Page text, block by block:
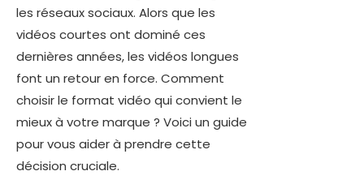
les réseaux sociaux. Alors que les
vidéos courtes ont dominé ces
dernières années, les vidéos longues
font un retour en force. Comment
choisir le format vidéo qui convient le
mieux à votre marque ? Voici un guide
pour vous aider à prendre cette
décision cruciale.